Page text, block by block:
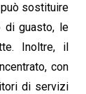
può sostituire
di guasto, le
Inoltre, il
con
di servizi